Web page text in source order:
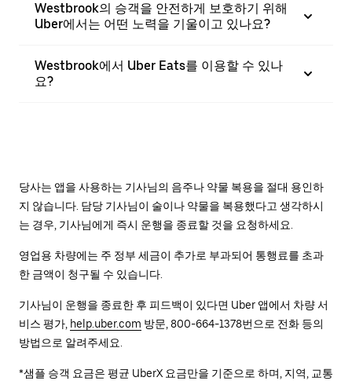
Westbrook의 승객을 안전하게 보호하기 위해
Uber에서는 어떤 노력을 기울이고 있나요?
Westbrook에서 Uber Eats를 이용할 수 있나
요?
당사는 앱을 사용하는 기사님의 음주나 약물 복용을 절대 용인하
지 않습니다. 담당 기사님이 술이나 약물을 복용했다고 생각하시
는 경우, 기사님에게 즉시 운행을 종료할 것을 요청하세요.
영업용 차량에는 주 정부 세금이 추가로 부과되어 통행료를 초과
한 금액이 청구될 수 있습니다.
기사님이 운행을 종료한 후 피드백이 있다면 Uber 앱에서 차량 서
비스 평가, help.uber.com 방문, 800-664-1378번으로 전화 등의
방법으로 알려주세요.
*샘플 승객 요금은 평균 UberX 요금만을 기준으로 하며, 지역, 교통